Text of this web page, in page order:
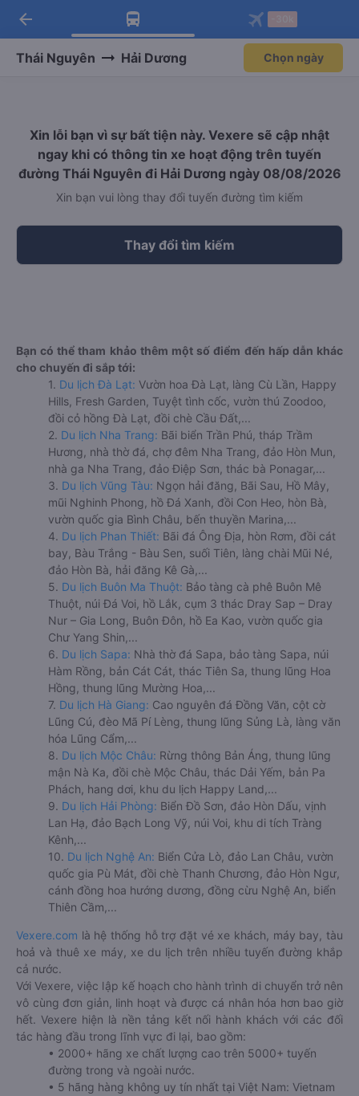
Tải app Vexere ngay!
Nhận ưu đãi thành viên độc
Mở app
Tải app Vexere
-30k/ghế khi đặt vé máy bay qua
Mở app
arrow_back
Thái Nguyên Hải Dương Chọn ngày
Xin lỗi bạn vì sự bất tiện này. Vexere sẽ cập nhật
ngay khi có thông tin xe hoạt động trên tuyến
đường Thái Nguyên đi Hải Dương ngày 08/08/2026
Xin bạn vui lòng thay đổi tuyến đường tìm kiếm
Thay đổi tìm kiếm
Bạn có thể tham khảo thêm một số điểm đến hấp dẫn khác
cho chuyến đi sắp tới:
1. Du lịch Đà Lạt: Vườn hoa Đà Lạt, làng Cù Lần, Happy
Hills, Fresh Garden, Tuyệt tình cốc, vườn thú Zoodoo,
đồi cỏ hồng Đà Lạt, đồi chè Cầu Đất,...
2. Du lịch Nha Trang: Bãi biển Trần Phú, tháp Trầm
Hương, nhà thờ đá, chợ đêm Nha Trang, đảo Hòn Mun,
nhà ga Nha Trang, đảo Điệp Sơn, thác bà Ponagar,...
3. Du lịch Vũng Tàu: Ngọn hải đăng, Bãi Sau, Hồ Mây,
mũi Nghinh Phong, hồ Đá Xanh, đồi Con Heo, hòn Bà,
vườn quốc gia Bình Châu, bến thuyền Marina,...
4. Du lịch Phan Thiết: Bãi đá Ông Địa, hòn Rơm, đồi cát
bay, Bàu Trắng - Bàu Sen, suối Tiên, làng chài Mũi Né,
đảo Hòn Bà, hải đăng Kê Gà,...
5. Du lịch Buôn Ma Thuột: Bảo tàng cà phê Buôn Mê
Thuột, núi Đá Voi, hồ Lắk, cụm 3 thác Dray Sap – Dray
Nur – Gia Long, Buôn Đôn, hồ Ea Kao, vườn quốc gia
Chư Yang Shin,...
6. Du lịch Sapa: Nhà thờ đá Sapa, bảo tàng Sapa, núi
Hàm Rồng, bản Cát Cát, thác Tiên Sa, thung lũng Hoa
Hồng, thung lũng Mường Hoa,...
7. Du lịch Hà Giang: Cao nguyên đá Đồng Văn, cột cờ
Lũng Cú, đèo Mã Pí Lèng, thung lũng Sủng Là, làng văn
hóa Lũng Cẩm,...
8. Du lịch Mộc Châu: Rừng thông Bản Áng, thung lũng
mận Nà Ka, đồi chè Mộc Châu, thác Dải Yếm, bản Pa
Phách, hang dơi, khu du lịch Happy Land,...
9. Du lịch Hải Phòng: Biển Đồ Sơn, đảo Hòn Dấu, vịnh
Lan Hạ, đảo Bạch Long Vỹ, núi Voi, khu di tích Tràng
Kênh,...
10. Du lịch Nghệ An: Biển Cửa Lò, đảo Lan Châu, vườn
quốc gia Pù Mát, đồi chè Thanh Chương, đảo Hòn Ngư,
cánh đồng hoa hướng dương, đồng cừu Nghệ An, biển
Thiên Cầm,...
Vexere.com là hệ thống hỗ trợ đặt vé xe khách, máy bay, tàu
hoả và thuê xe máy, xe du lịch trên nhiều tuyến đường khắp
cả nước.
Với Vexere, việc lập kế hoạch cho hành trình di chuyển trở nên
vô cùng đơn giản, linh hoạt và được cá nhân hóa hơn bao giờ
hết. Vexere hiện là nền tảng kết nối hành khách với các đối
tác hàng đầu trong lĩnh vực đi lại, bao gồm:
• 2000+ hãng xe chất lượng cao trên 5000+ tuyến
đường trong và ngoài nước.
• 5 hãng hàng không uy tín nhất tại Việt Nam: Vietnam